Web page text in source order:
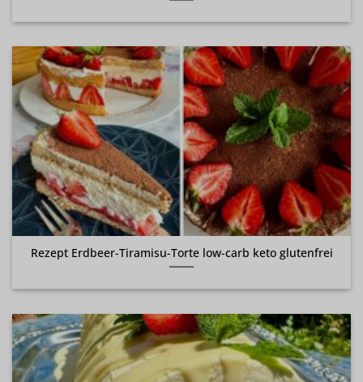
Rezept Erdbeer-Tiramisu-Torte low-carb keto glutenfrei